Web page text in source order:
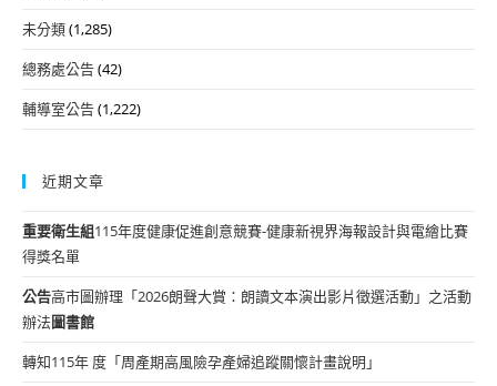
未分類(1,285)
總務處公告(42)
輔導室公告(1,222)
近期文章
重要衛生組115年度健康促進創意競賽-健康新視界海報設計與電繪比賽
得獎名單
公告高市圖辦理「2026朗聲大賞：朗讀文本演出影片徵選活動」之活動
辦法圖書館
轉知115年 度「周產期高風險孕產婦追蹤關懷計畫說明」